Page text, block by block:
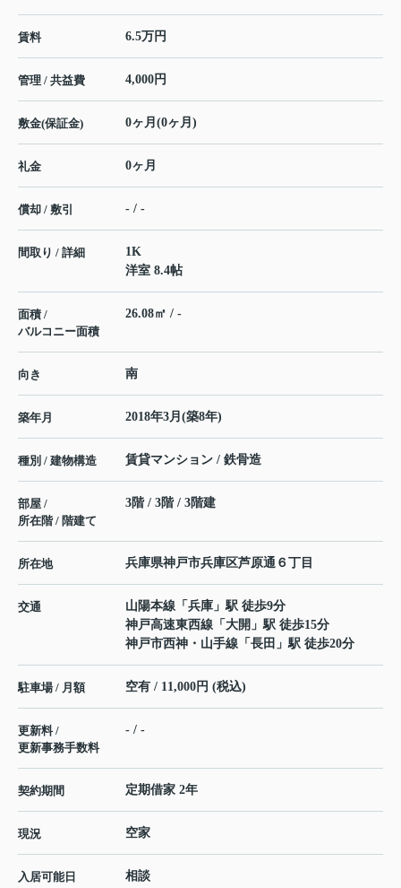
賃料 6.5万円
管理 / 共益費 4,000円
敷金(保証金) 0ヶ月(0ヶ月)
礼金 0ヶ月
償却 / 敷引 - / -
間取り / 詳細
1K
洋室 8.4帖
面積 /
バルコニー面積
26.08㎡ / -
向き 南
築年月 2018年3月(築8年)
種別 / 建物構造 賃貸マンション / 鉄骨造
部屋 /
所在階 / 階建て
3階 / 3階 / 3階建
所在地 兵庫県神戸市兵庫区芦原通 ６丁目
交通 山陽本線 「 兵庫 」駅 徒歩9分
神戸高速東西線 「 大開 」駅 徒歩15分
神戸市西神・山手線 「 長田 」駅 徒歩20分
駐車場 / 月額 空有 / 11,000円 (税込)
更新料 /
更新事務手数料
- / -
契約期間 定期借家 2年
現況 空家
入居可能日 相談